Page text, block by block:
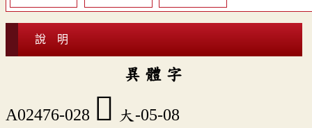
說 明
異 體 字
A02476-028 󳢏 大-05-08